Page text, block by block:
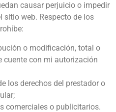
causar perjuicio o impedir
web. Respecto de los
o modificación, total o
cuente con mi autorización
los derechos del prestador o
comerciales o publicitarios.